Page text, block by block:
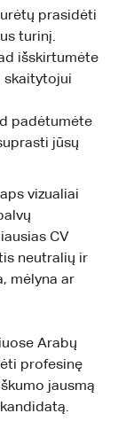
prasidėti
turinį.
išskirtumėte
skaitytojui
padėtumėte
jūsų
vizualiai
CV
neutralių ir
mėlyna ar
Arabų
profesinę
jausmą